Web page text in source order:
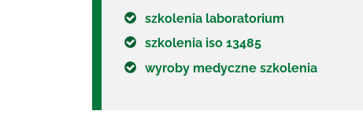
szkolenia laboratorium
szkolenia iso 13485
wyroby medyczne szkolenia